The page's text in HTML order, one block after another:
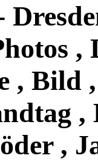
, Bild ,
,